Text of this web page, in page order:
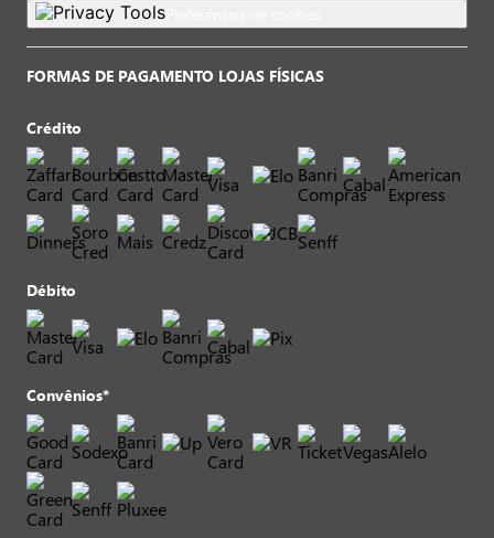
FORMAS DE PAGAMENTO LOJAS FÍSICAS
Crédito
Débito
Convênios*